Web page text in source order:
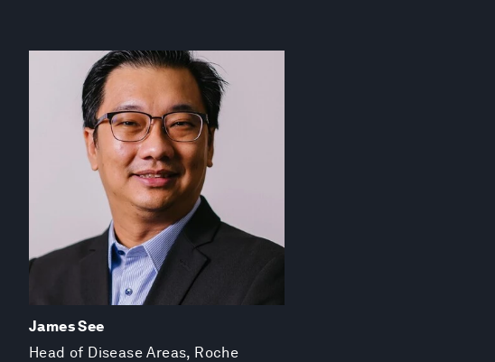
James See
Head of Disease Areas, Roche